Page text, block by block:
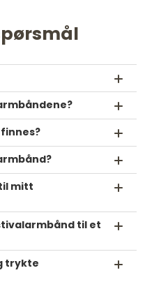
mitt
til et
trykte